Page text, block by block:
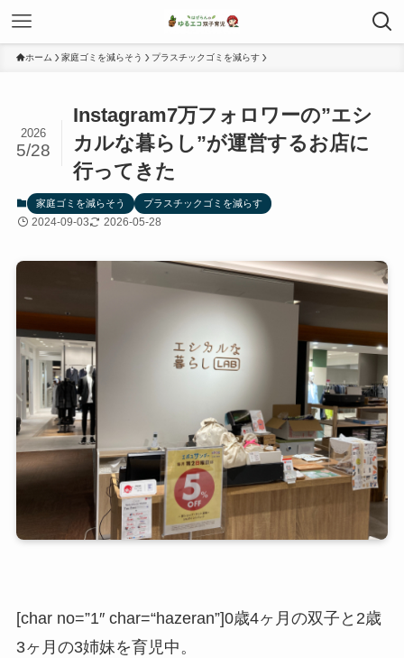
ホーム 家庭ゴミを減らそう プラスチックゴミを減らす
Instagram7万フォロワーの”エシ
カルな暮らし”が運営するお店に
行ってきた
2026
5/28
家庭ゴミを減らそう プラスチックゴミを減らす
2024-09-03 2026-05-28
[char no=”1″ char=“hazeran”]0歳4ヶ月の双子と2歳
3ヶ月の3姉妹を育児中。